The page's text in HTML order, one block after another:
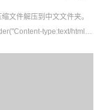
文件解压到中文文件夹。